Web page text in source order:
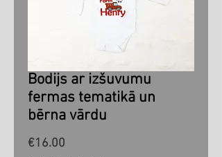
Bodijs ar izšuvumu
fermas tematikā un
bērna vārdu
€16.00